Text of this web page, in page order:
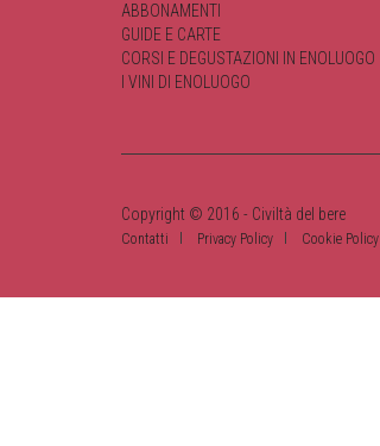
ABBONAMENTI
GUIDE E CARTE
CORSI E DEGUSTAZIONI IN ENOLUOGO
I VINI DI ENOLUOGO
Copyright © 2016 - Civiltà del bere
Contatti Privacy Policy Cookie Policy